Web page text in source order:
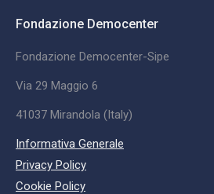
Fondazione Democenter
Fondazione Democenter-Sipe
Via 29 Maggio 6
41037 Mirandola (Italy)
Informativa Generale
Privacy Policy
Cookie Policy